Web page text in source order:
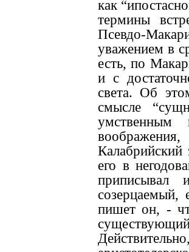
как
термины
Псевдо-
уважением в
есть, по
и с
света. Об
смысле
умственным
Калабрийский
его в
приписывал
созерцаемый,
пишет он, -